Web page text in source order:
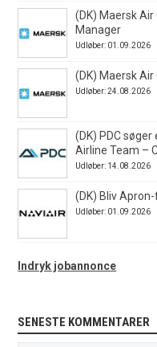
(DK) Maersk
Manager
Udløber: 01.09.2026
(DK) Maersk
Udløber: 24.08.2026
(DK) PDC
Airline Team –
Udløber: 14.08.2026
(DK) Bliv
Udløber: 01.09.2026
Indryk jobannonce
SENESTE KOMMENTARER